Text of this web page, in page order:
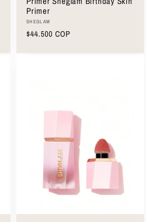
Primer
Proveedor:
SHEGLAM
Precio
$44.500 COP
Seleccionar opciones